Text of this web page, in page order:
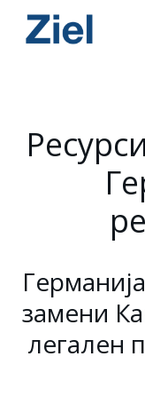
замени
легален